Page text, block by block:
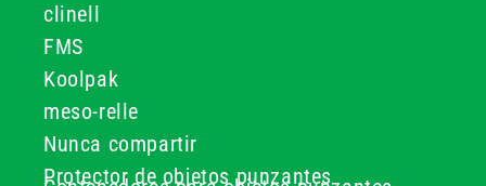
clinell
FMS
Koolpak
meso-relle
Nunca compartir
Protector de objetos punzantes